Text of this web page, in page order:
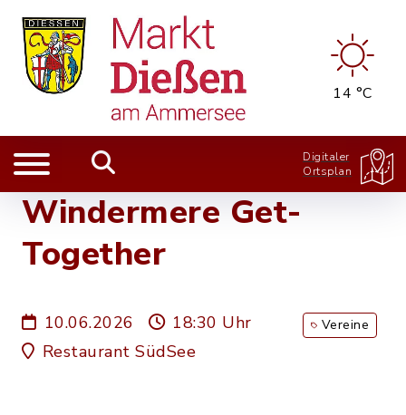
14 °C
Digitaler
Ortsplan
Windermere Get-
Together
10.06.2026
18:30 Uhr
Restaurant SüdSee
Vereine